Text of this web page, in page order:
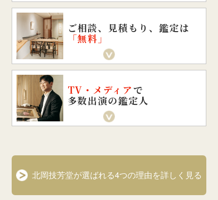
ご相談、見積もり、鑑定は
「無料」
TV・メディアで
多数出演の鑑定人
北岡技芳堂が選ばれる4つの理由を詳しく見る